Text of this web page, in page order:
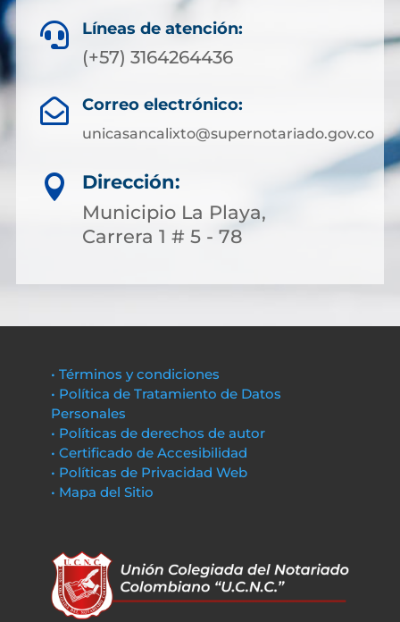
 Líneas de atención:
(+57) 3164264436
 Correo electrónico:
unicasancalixto@supernotariado.gov.co

Dirección:
Municipio La Playa,
Carrera 1 # 5 - 78
• Términos y condiciones
• Política de Tratamiento de Datos
Personales
• Políticas de derechos de autor
• Certificado de Accesibilidad
• Políticas de Privacidad Web
• Mapa del Sitio